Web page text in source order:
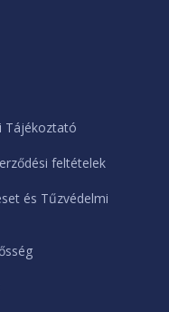
Tájékoztató
feltételek
és Tűzvédelmi